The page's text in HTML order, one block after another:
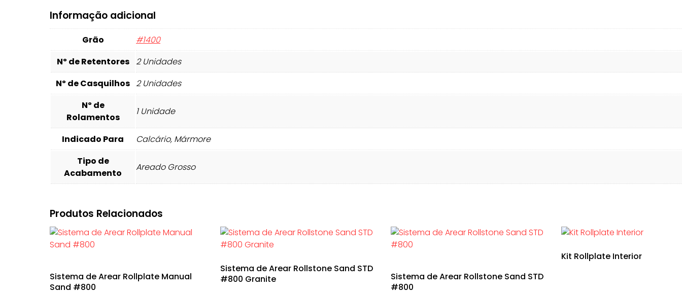
Informação adicional
Grão
#1400
Nº de Retentores
2 Unidades
Nº de Casquilhos 2 Unidades
Nº de
Rolamentos
1 Unidade
Indicado Para
Calcário, Mármore
Tipo de
Acabamento
Areado Grosso
Produtos Relacionados
Sistema de Arear Rollplate Manual
Sand #800
Sistema de Arear Rollstone Sand STD
#800 Granite
Sistema de Arear Rollstone Sand STD
#800
Kit Rollplate Interior